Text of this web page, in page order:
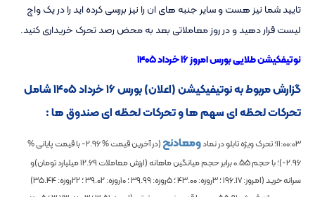
تایید شما نیز هست و سایر جنبه های ان را نیز بررسی کرده اید را در یک واچ
لیست قرار دهید و در روز معاملاتی بعد به محض رصد تحرک خریداری کنید.
نوتیفکیشن طلایی بورس امروز ۱۶ خرداد ۱۴۰۵
گزارش مربوط به نوتیفیکیشن (اعلان) بورس ۱۶ خرداد ۱۴۰۵ شامل
تحرکات لحظه ای سهم ها و تحرکات لحظه ای صندوق ها :
11:00:03؛ تحرک ویژه تابلو در نمادومعادنح (در آخرین قیمت %-2.96با قیمت پایانی %
-2.96)؛با حجم0.55برابر حجم میانگین ماهانه(ارزش معاملات12.69میلیارد تومان)و
سرانه خرید (امروز:196.17؛ 3روزه: 43.00؛ 5روزه: 39.99؛ 10روزه: 39.02؛ 22روزه: 35.44
)